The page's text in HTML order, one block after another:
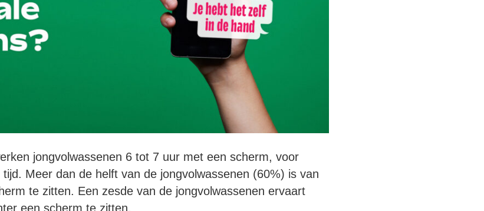
jongvolwassenen 6 tot 7 uur met een scherm, voor
Meer dan de helft van de jongvolwassenen (60%) is van
te zitten. Een zesde van de jongvolwassenen ervaart
een scherm te zitten.